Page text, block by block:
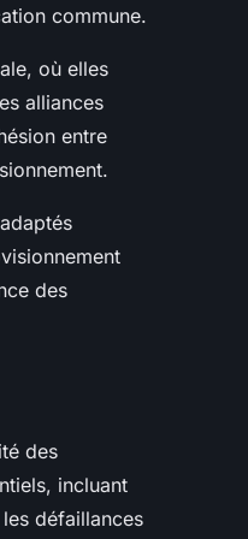
commune.
où elles
alliances
entre
des
des
incluant
défaillances